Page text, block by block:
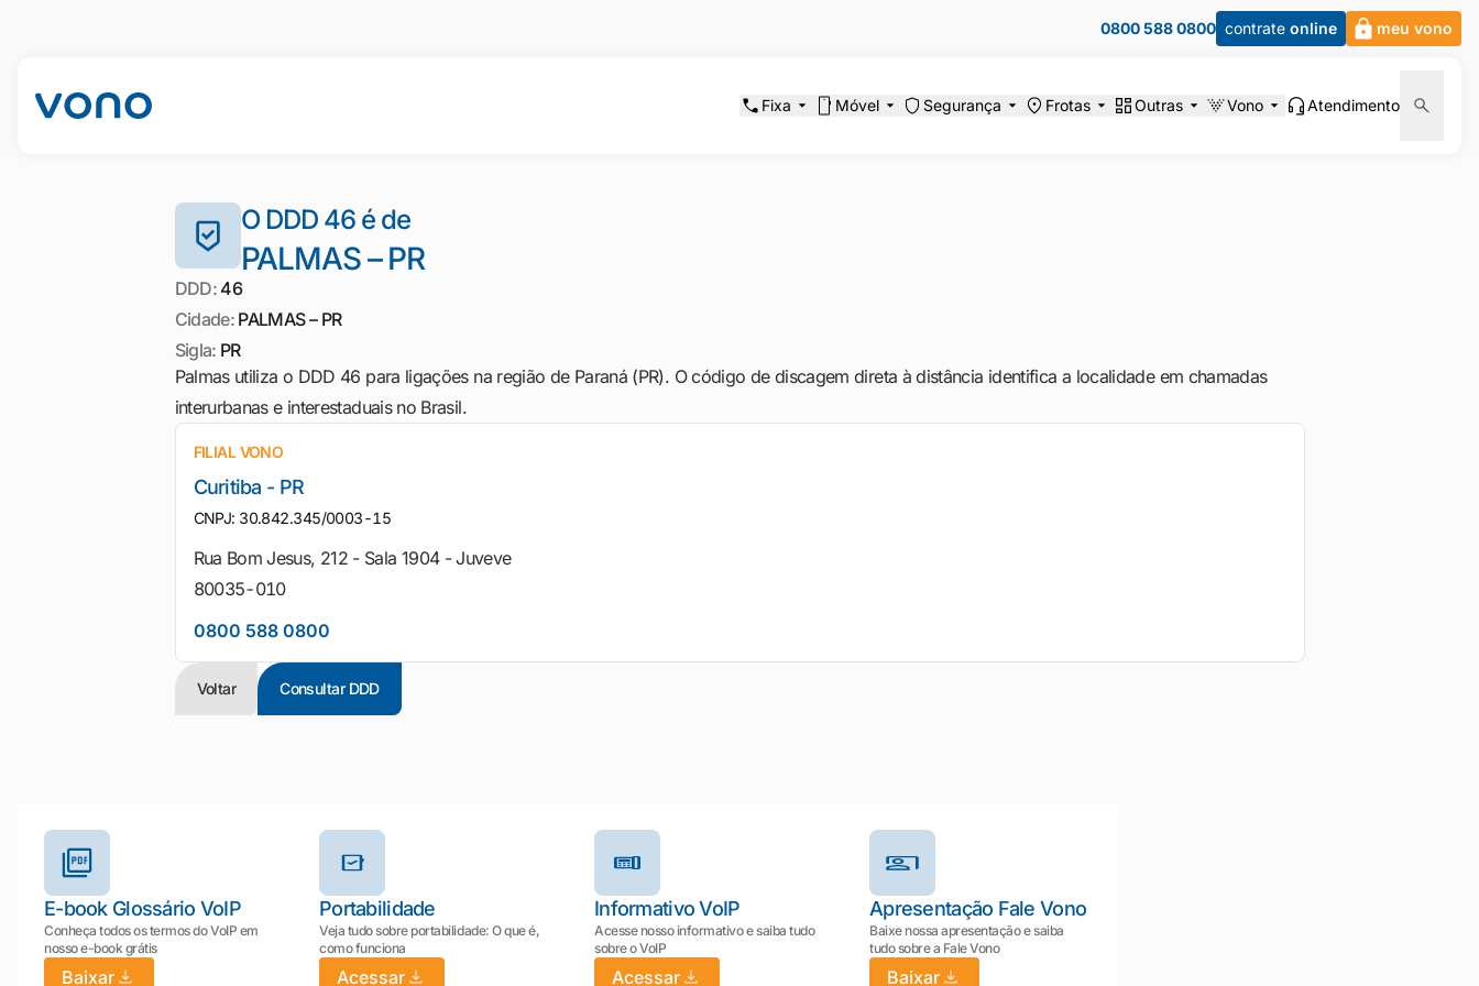
0800 588 0800 contrate online meu vono
Fixa Móvel Segurança Frotas Outras Vono Atendimento
O DDD 46 é de
PALMAS – PR
DDD:46
Cidade: PALMAS – PR
Sigla: PR
Palmas utiliza o DDD 46 para ligações na região de Paraná (PR). O código de discagem direta à distância identifica a localidade em chamadas
interurbanas e interestaduais no Brasil.
FILIAL VONO
Curitiba - PR
CNPJ: 30.842.345/0003-15
Rua Bom Jesus, 212 - Sala 1904 - Juveve
80035-010
0800 588 0800
Voltar Consultar DDD
E-book Glossário VoIP
Conheça todos os termos do VoIP em
nosso e-book grátis
Baixar
Portabilidade
Veja tudo sobre portabilidade: O que é,
como funciona
Acessar
Informativo VoIP
Acesse nosso informativo e saiba tudo
sobre o VoIP
Acessar
Apresentação Fale Vono
Baixe nossa apresentação e saiba
tudo sobre a Fale Vono
Baixar